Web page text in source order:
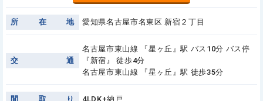
所 在 地 愛知県名古屋市名東区 新宿２丁目
交 通
名古屋市東山線 『星ヶ丘』駅 バス10分 バス停
『新宿』 徒歩4分
名古屋市東山線 『星ヶ丘』駅 徒歩35分
間 取 り 4LDK+納戸